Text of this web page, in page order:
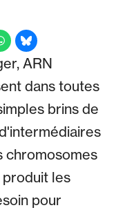
ARN
dans toutes
brins de
chromosomes
les
pour